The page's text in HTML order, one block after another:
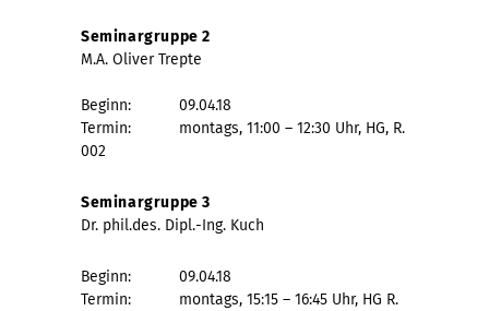
Seminargruppe 2
M.A. Oliver Trepte
Beginn: 09.04.18
Termin: montags, 11:00 – 12:30 Uhr, HG, R.
002
Seminargruppe 3
Dr. phil.des. Dipl.-Ing. Kuch
Beginn: 09.04.18
Termin: montags, 15:15 – 16:45 Uhr, HG R.